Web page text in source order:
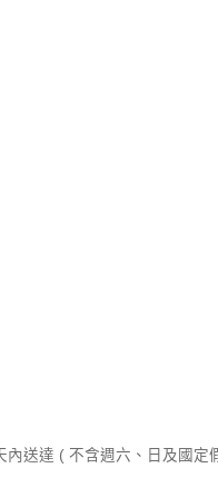
送達 ( 不含週六、日及國定